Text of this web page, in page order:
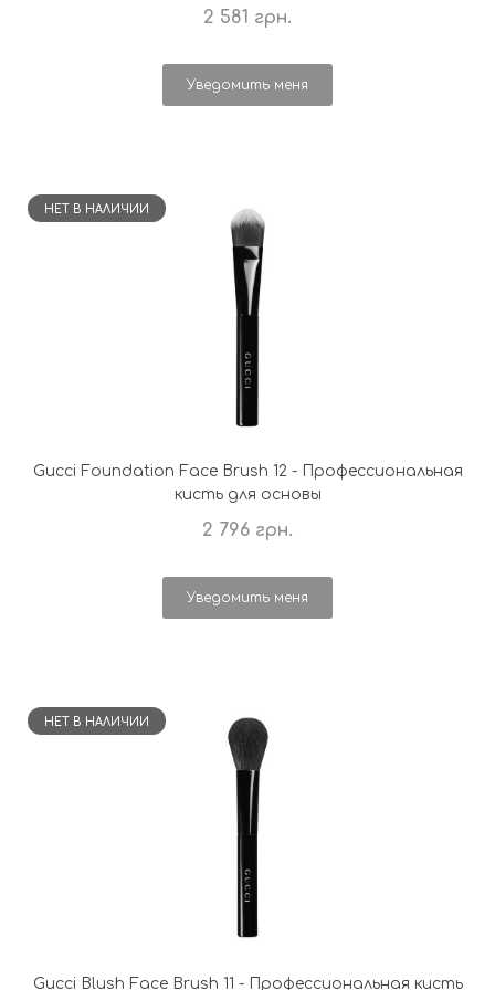
2 581 грн.
Уведомить меня
НЕТ В НАЛИЧИИ
Gucci Foundation Face Brush 12 - Профессиональная
кисть для основы
2 796 грн.
Уведомить меня
НЕТ В НАЛИЧИИ
Gucci Blush Face Brush 11 - Профессиональная кисть